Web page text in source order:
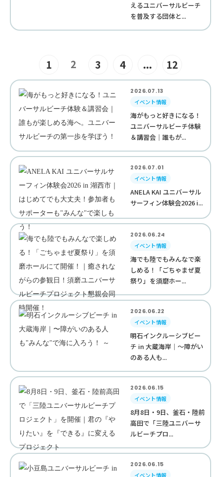
えるユニバーサルビーチ
を普及する団体と...
1 2 3 4 ... 12
2026.07.13
イベント情報
海がもっと好きになる！
ユニバーサルビーチ体験
＆講習会｜誰もが...
2026.07.01
イベント情報
ANELA KAI ユニバーサル
サーフィン体験会2026 i...
2026.06.24
イベント情報
海でも陸でもみんなで楽
しめる！「ごちゃまぜ夏
祭り」を須磨ホー...
2026.06.22
イベント情報
明石インクルーシブビー
チ in 大蔵海岸｜〜障がい
のある人も...
2026.06.15
イベント情報
8月8日・9日、釜石・陸前
高田で「三陸ユニバーサ
ルビーチプロ...
2026.06.15
イベント情報